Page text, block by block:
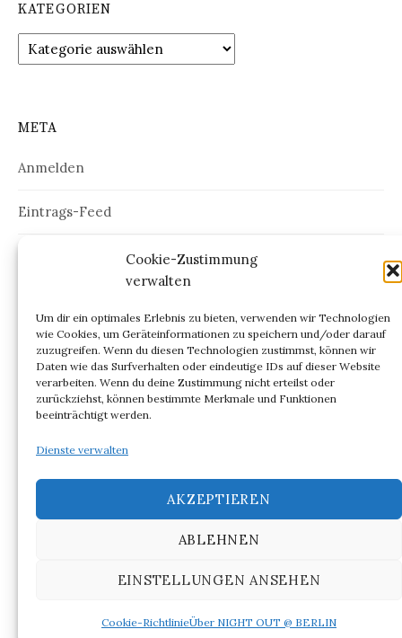
Cookie-Zustimmung
verwalten
Um dir ein optimales Erlebnis zu bieten, verwenden wir Technologien
wie Cookies, um Geräteinformationen zu speichern und/oder darauf
zuzugreifen. Wenn du diesen Technologien zustimmst, können wir
Daten wie das Surfverhalten oder eindeutige IDs auf dieser Website
verarbeiten. Wenn du deine Zustimmung nicht erteilst oder
zurückziehst, können bestimmte Merkmale und Funktionen
beeinträchtigt werden.
Dienste verwalten
AKZEPTIEREN
ABLEHNEN
EINSTELLUNGEN ANSEHEN
Cookie-RichtlinieÜber NIGHT OUT @ BERLIN
KATEGORIEN
Kategorien
META
Anmelden
Eintrags-Feed
Kommentar-Feed
ARCHIV
Archiv
© 2026NIGHT OUT @ BERLIN